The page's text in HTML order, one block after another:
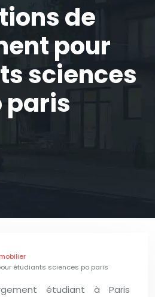
de
pour
sciences
paris
étudiants sciences po paris
étudiant à Paris